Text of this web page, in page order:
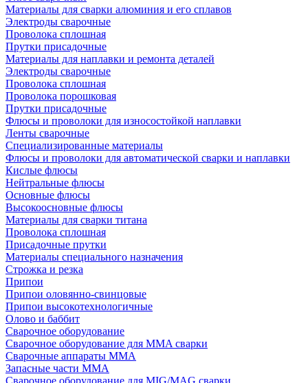
Материалы для сварки алюминия и его сплавов
Электроды сварочные
Проволока сплошная
Прутки присадочные
Материалы для наплавки и ремонта деталей
Электроды сварочные
Проволока сплошная
Проволока порошковая
Прутки присадочные
Флюсы и проволоки для износостойкой наплавки
Ленты сварочные
Специализированные материалы
Флюсы и проволоки для автоматической сварки и наплавки
Кислые флюсы
Нейтральные флюсы
Основные флюсы
Высокоосновные флюсы
Материалы для сварки титана
Проволока сплошная
Присадочные прутки
Материалы специального назначения
Строжка и резка
Припои
Припои оловянно-свинцовые
Припои высокотехнологичные
Олово и баббит
Сварочное оборудование
Сварочное оборудование для MMA сварки
Сварочные аппараты MMA
Запасные части MMA
Сварочное оборудование для MIG/MAG сварки